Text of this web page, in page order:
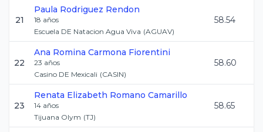
21
Paula Rodriguez Rendon
18 años
Escuela DE Natacion Agua Viva (AGUAV)
58.54
22
Ana Romina Carmona Fiorentini
23 años
Casino DE Mexicali (CASIN)
58.60
23
Renata Elizabeth Romano Camarillo
14 años
Tijuana Olym (TJ)
58.65